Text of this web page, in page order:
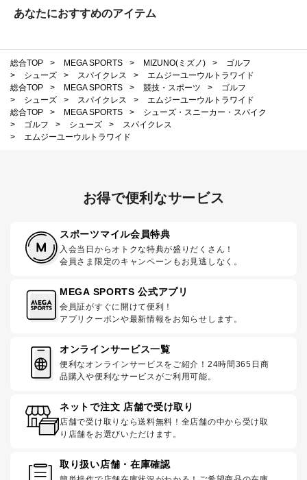
あなたにおすすめのアイテム
総合TOP > MEGA SPORTS > MIZUNO(ミズノ) >
ゴルフ
>
シューズ > スパイクレス >
エムジーユーウルトラワイド
総合TOP
> MEGA SPORTS > 競技・スポーツ >
ゴルフ
>
シューズ > スパイクレス >
エムジーユーウルトラワイド
総合TOP
> MEGA SPORTS >
シューズ・スニーカー・スパイク
>
ゴルフ > シューズ >
スパイクレス
>
エムジーユーウルトラワイド
お得で便利なサービス
スポーツマイル会員特典
入会当日からオトクな特典が盛りだくさん！
会員さま限定のキャンペーンもお見逃しなく。
MEGA SPORTS 公式アプリ
会員証がすぐに開けて便利！
アプリクーポンや最新情報をお知らせします。
オンラインサービス一覧
便利なオンラインサービスをご紹介！24時間365日商
品購入や便利なサービスがご利用可能。
ネットで注文 店舗で受け取り
店舗で受け取りなら送料無料！全店舗の中から受け取
り店舗をお選びいただけます。
取り扱い店舗・在庫確認